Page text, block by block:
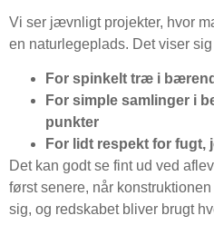
Vi ser jævnligt projekter, hvor
en naturlegeplads. Det viser
For spinkelt træ i
For simple samlinger i
punkter
For lidt respekt for
Det kan godt se fint ud ved
først senere, når
sig, og redskabet bliver brugt